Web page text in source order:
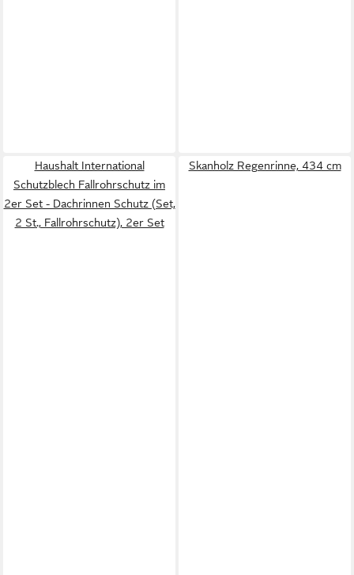
Haushalt International
Schutzblech Fallrohrschutz im
2er Set - Dachrinnen Schutz (Set,
2 St., Fallrohrschutz), 2er Set
Skanholz Regenrinne, 434 cm